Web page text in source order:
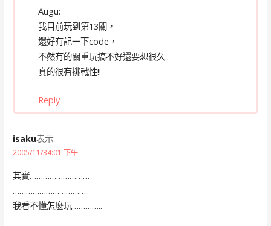
Augu:
我目前玩到第13關，
還好有記一下code，
不然有的關重玩搞不好還要想很久..
真的很有挑戰性!!
Reply
isaku表示:
2005/11/34:01 下午
其實………………………
…………………………….
我看不懂怎麼玩…………..